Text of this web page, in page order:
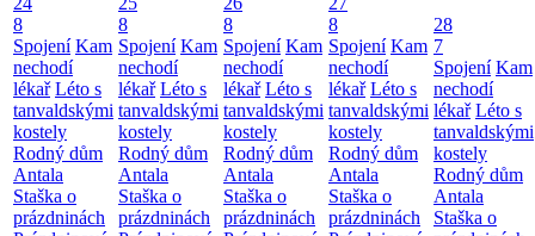
8
Spojení Kam
nechodí
lékař Léto s
tanvaldskými
kostely
Rodný dům
Antala
Staška o
prázdninách
8
Spojení Kam
nechodí
lékař Léto s
tanvaldskými
kostely
Rodný dům
Antala
Staška o
prázdninách
8
Spojení Kam
nechodí
lékař Léto s
tanvaldskými
kostely
Rodný dům
Antala
Staška o
prázdninách
8
Spojení Kam
nechodí
lékař Léto s
tanvaldskými
kostely
Rodný dům
Antala
Staška o
prázdninách
28
7
Spojení Kam
nechodí
lékař Léto s
tanvaldskými
kostely
Rodný dům
Antala
Staška o